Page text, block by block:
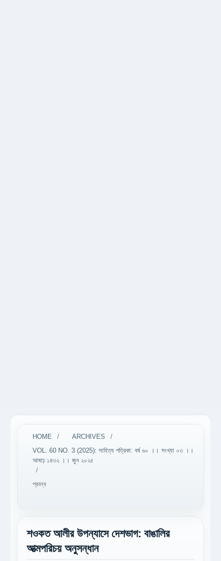
HOME / ARCHIVES
/
VOL. 60 NO. 3 (2025): সাহিত্য পত্রিকা: বর্ষ ৬০ ।। সংখ্যা ০৩ ।।
আষাঢ় ১৪৩২ ।। জুন ২০২৫
/
প্রবন্ধ
শওকত আলীর উপন্যাসে দেশভাগ: বাঙালির
আত্মপরিচয় অনুসন্ধান